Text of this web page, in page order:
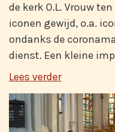
de kerk O.L. Vrouw
iconen gewijd, o.a.
ondanks de
dienst. Een kleine
Lees verder